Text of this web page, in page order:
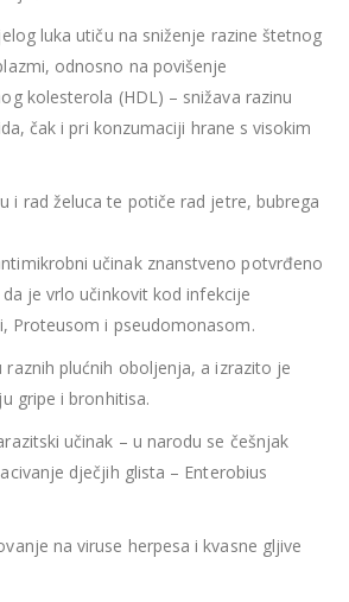
luka utiču na sniženje razine štetnog
odnosno na povišenje
kolesterola (HDL) – snižava razinu
čak i pri konzumaciji hrane s visokim
i rad želuca te potiče rad jetre, bubrega
učinak znanstveno potvrđeno
je vrlo učinkovit kod infekcije
Proteusom i pseudomonasom.
raznih plućnih oboljenja, a izrazito je
gripe i bronhitisa.
učinak – u narodu se češnjak
dječjih glista – Enterobius
na viruse herpesa i kvasne gljive